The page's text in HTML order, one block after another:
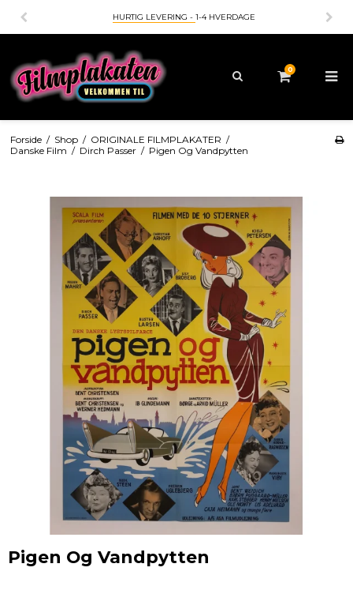
HURTIG LEVERING - 1-4 HVERDAGE
0
Forside / Shop / ORIGINALE FILMPLAKATER /
Danske Film / Dirch Passer / Pigen Og Vandpytten
Pigen Og Vandpytten